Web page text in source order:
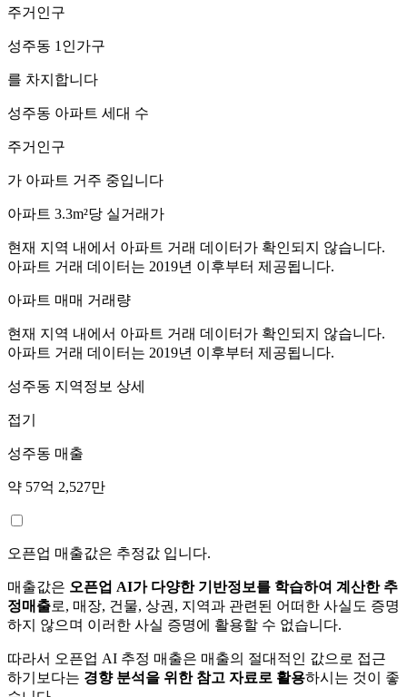
주거인구
성주동 1인가구
를 차지합니다
성주동 아파트 세대 수
주거인구
가 아파트 거주 중입니다
아파트 3.3m²당 실거래가
현재 지역 내에서 아파트 거래 데이터가 확인되지 않습니다.
아파트 거래 데이터는 2019년 이후부터 제공됩니다.
아파트 매매 거래량
현재 지역 내에서 아파트 거래 데이터가 확인되지 않습니다.
아파트 거래 데이터는 2019년 이후부터 제공됩니다.
성주동 지역정보 상세
접기
성주동 매출
약 57억 2,527만
오픈업 매출값은 추정값 입니다.
매출값은 오픈업 AI가 다양한 기반정보를 학습하여 계산한 추
정매출로, 매장, 건물, 상권, 지역과 관련된 어떠한 사실도 증명
하지 않으며 이러한 사실 증명에 활용할 수 없습니다.
따라서 오픈업 AI 추정 매출은 매출의 절대적인 값으로 접근
하기보다는 경향 분석을 위한 참고 자료로 활용하시는 것이 좋